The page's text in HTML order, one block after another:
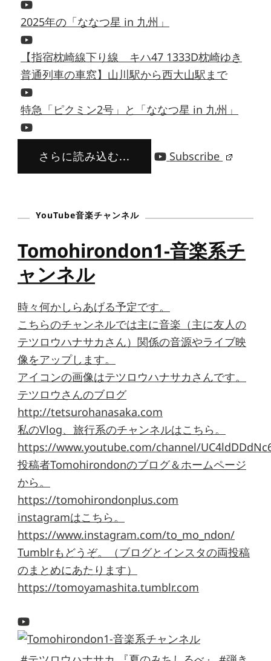
2025年の「ななつ星 in 九州」
【指宿枕崎線下り線 キハ47 1333D枕崎ゆき
普通列車の車窓】山川駅から西大山駅まで
特急「ピクミン2号」と「ななつ星 in 九州」
さらに読み込む... Subscribe
YouTube音楽チャンネル
Tomohirondon1-音楽系チ
ャンネル
時々何かしらあげる予定です。
こちらのチャンネルでは主に音楽（主に友人の
テツロウハナサカさん）関係の音源やライブ映
像をアップします。
アイコンの画像はテツロウハナサカさんです。
テツロウさんのブログ
http://tetsurohanasaka.com
私のVlog、旅行系のチャンネルはこちら。
https://www.youtube.com/channel/
投稿者Tomohirondonのブログ＆ホームページ
から。
https://tomohirondonplus.com
instagramはこちら。
https://www.instagram.com/to_mo_ndon/
Tumblrもどうぞ。（ブログとインスタの両投稿
のまとめにあたります）
https://tomoyamashita.tumblr.com